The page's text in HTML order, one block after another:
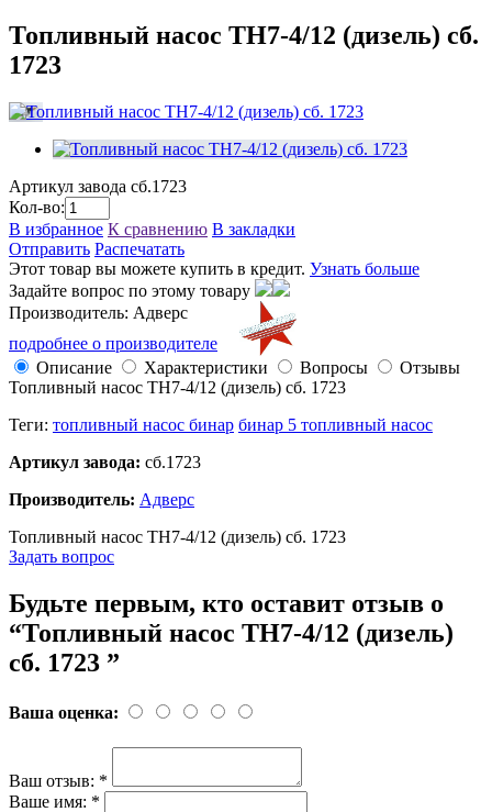
Топливный насос ТН7-4/12 (дизель) сб.
1723
Артикул завода сб.1723
Кол-во:
В избранное К сравнению В закладки
Отправить Распечатать
Этот товар вы можете купить в кредит. Узнать больше
Задайте вопрос по этому товару
Производитель: Адверс
подробнее о производителе
Описание
Характеристики Вопросы
Отзывы
Топливный насос ТН7-4/12 (дизель) сб. 1723
Теги: топливный насос бинар бинар 5 топливный насос
Артикул завода: сб.1723
Производитель: Адверс
Топливный насос ТН7-4/12 (дизель) сб. 1723
Задать вопрос
Будьте первым, кто оставит отзыв о
“Топливный насос ТН7-4/12 (дизель)
сб. 1723 ”
Ваша оценка:
Ваш отзыв: *
Ваше имя: *